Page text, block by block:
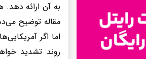
به آن ارائه
مقاله توضیح
اما اگر
روند تشدید